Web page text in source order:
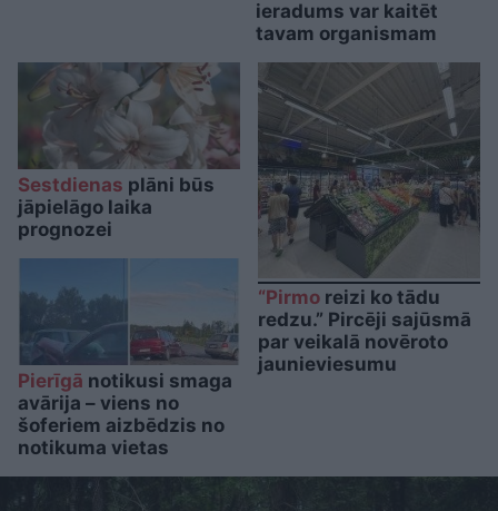
ieradums var kaitēt
tavam organismam
Sestdienas plāni būs
jāpielāgo laika
prognozei
Pierīgā notikusi smaga
avārija – viens no
šoferiem aizbēdzis no
notikuma vietas
“Pirmo reizi ko tādu
redzu.” Pircēji sajūsmā
par veikalā novēroto
jaunieviesumu